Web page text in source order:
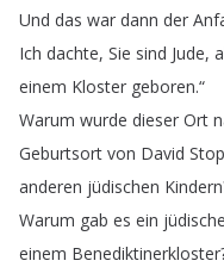
Und das war dann der
Ich dachte, Sie sind Jude,
einem Kloster geboren.“
Warum wurde dieser Ort
Geburtsort von David
anderen jüdischen Kindern
Warum gab es ein
einem Benediktinerkloster